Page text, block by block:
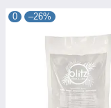
0 –26%